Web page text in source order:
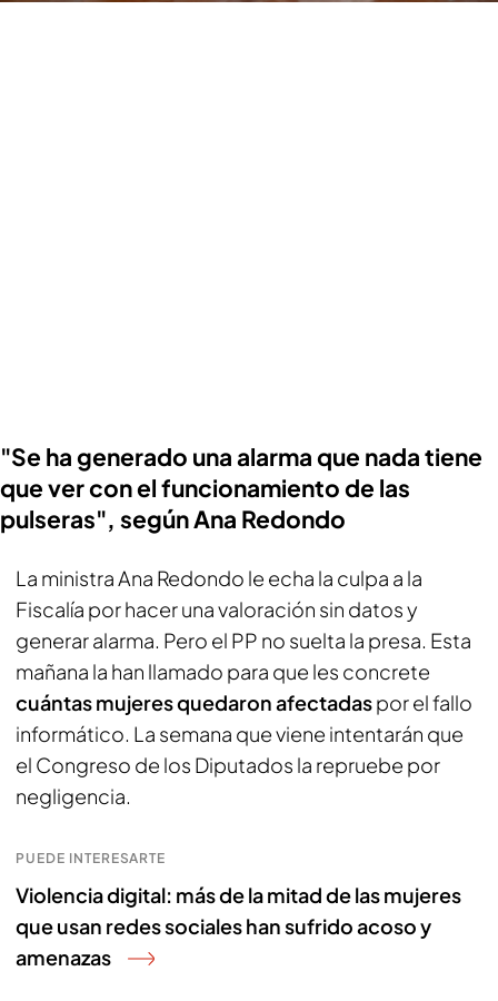
"Se ha generado una alarma que nada tiene
que ver con el funcionamiento de las
pulseras", según Ana Redondo
La ministra Ana Redondo le echa la culpa a la
Fiscalía por hacer una valoración sin datos y
generar alarma. Pero el PP no suelta la presa. Esta
mañana la han llamado para que les concrete
cuántas mujeres quedaron afectadaspor el fallo
informático. La semana que viene intentarán que
el Congreso de los Diputados la repruebe por
negligencia.
PUEDE INTERESARTE
Violencia digital: más de la mitad de las mujeres
que usan redes sociales han sufrido acoso y
amenazas